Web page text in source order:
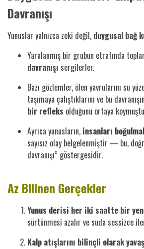
Davranışı
Yunuslar yalnızca zeki değil, duygusal bağ
Yaralanmış bir grubun etrafında
davranışı sergilerler.
Bazı gözlemler, ölen yavrularını su
taşımaya çalıştıklarını ve bu davranışın
bir refleks olduğunu ortaya
Ayrıca yunusların, insanları
sayısız olay belgelenmiştir — bu,
davranışı” göstergesidir.
Az Bilinen Gerçekler
Yunus derisi her iki saatte bir
sürtünmesi azalır ve suda sessizce
Kalp atışlarını bilinçli olarak